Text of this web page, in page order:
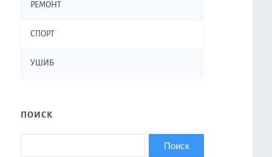
РЕМОНТ
СПОРТ
УШИБ
ПОИСК